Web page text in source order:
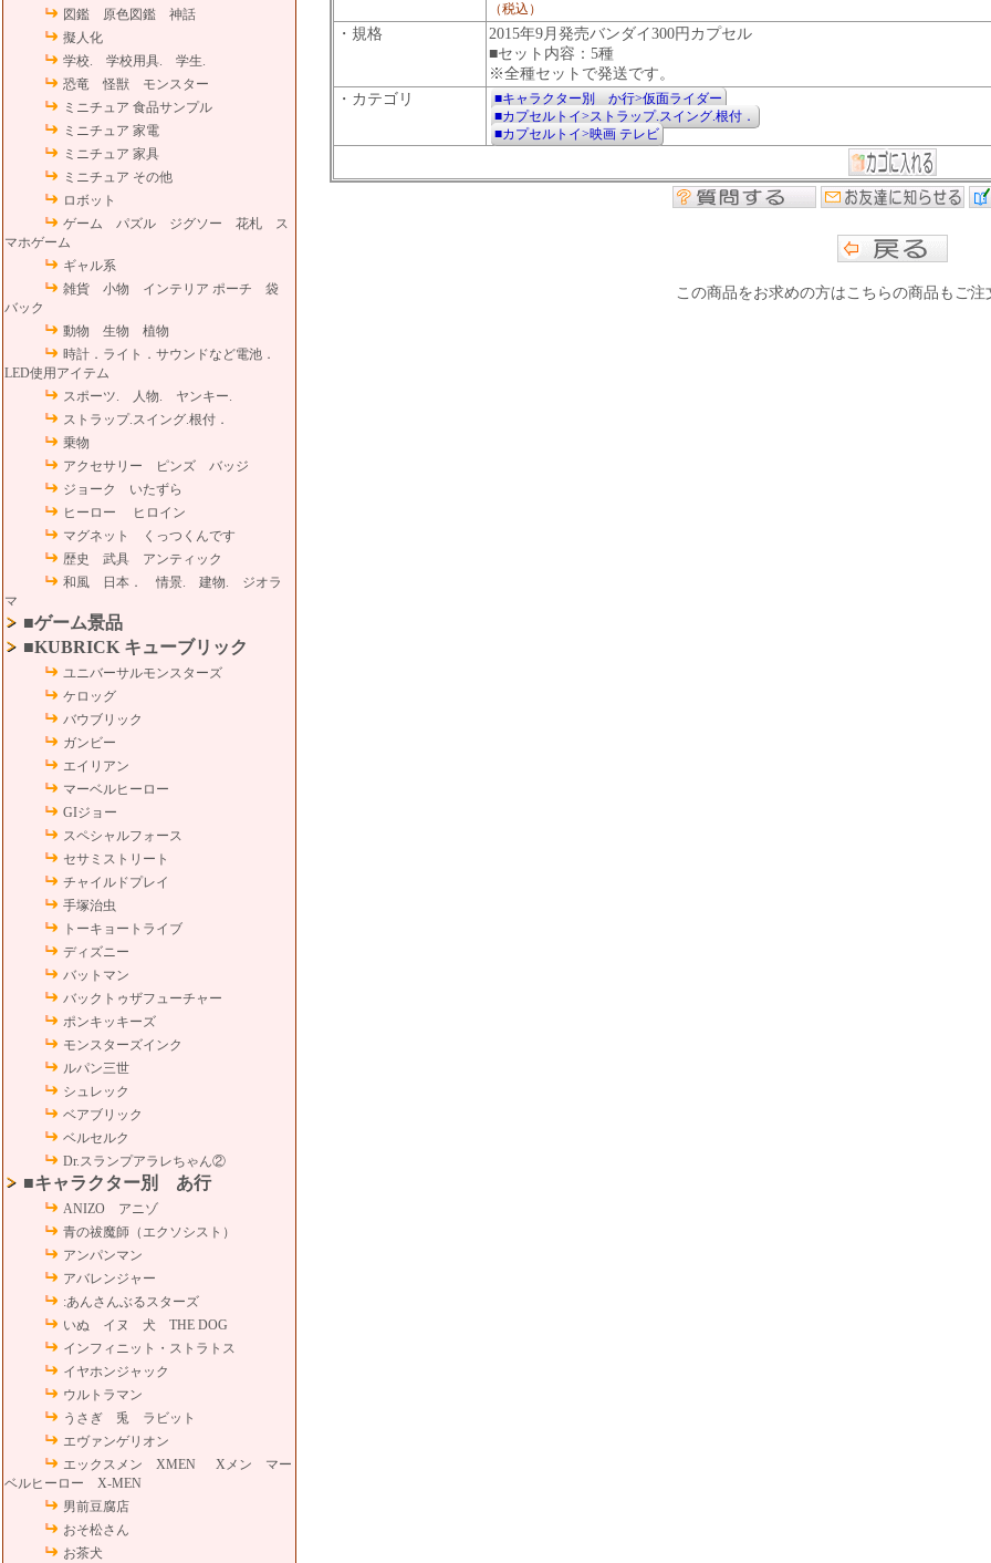
図鑑 原色図鑑 神話
擬人化
学校. 学校用具. 学生.
恐竜 怪獣 モンスター
ミニチュア 食品サンプル
ミニチュア 家電
ミニチュア 家具
ミニチュア その他
ロボット
ゲーム パズル ジグソー 花札 ス
マホゲーム
ギャル系
雑貨 小物 インテリア ポーチ 袋
バック
動物 生物 植物
時計．ライト．サウンドなど電池．
LED使用アイテム
スポーツ. 人物. ヤンキー.
ストラップ.スイング.根付．
乗物
アクセサリー ピンズ バッジ
ジョーク いたずら
ヒーロー ヒロイン
マグネット くっつくんです
歴史 武具 アンティック
和風 日本． 情景. 建物. ジオラ
マ
■ゲーム景品
■KUBRICK キューブリック
ユニバーサルモンスターズ
ケロッグ
バウブリック
ガンビー
エイリアン
マーベルヒーロー
GIジョー
スペシャルフォース
セサミストリート
チャイルドプレイ
手塚治虫
トーキョートライブ
ディズニー
バットマン
バックトゥザフューチャー
ポンキッキーズ
モンスターズインク
ルパン三世
シュレック
ベアブリック
ベルセルク
Dr.スランプアラレちゃん②
■キャラクター別 あ行
ANIZO アニゾ
青の祓魔師（エクソシスト）
アンパンマン
アバレンジャー
:あんさんぶるスターズ
いぬ イヌ 犬 THE DOG
インフィニット・ストラトス
イヤホンジャック
ウルトラマン
うさぎ 兎 ラビット
エヴァンゲリオン
エックスメン XMEN Xメン マー
ベルヒーロー X-MEN
男前豆腐店
おそ松さん
お茶犬
（税込）
・規格
2015年9月発売バンダイ300円カプセル
■セット内容：5種
※全種セットで発送です。
・カテゴリ
■キャラクター別 か行>仮面ライダー
■カプセルトイ>ストラップ.スイング.根付．
■カプセルトイ>映画 テレビ
この商品をお求めの方はこちらの商品もご注